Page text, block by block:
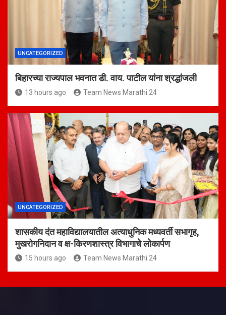
UNCATEGORIZED
बिहारच्या राज्यपाल भवनात डी. वाय. पाटील यांना श्रद्धांजली
13 hours ago Team News Marathi 24
UNCATEGORIZED
शासकीय दंत महाविद्यालयातील अत्याधुनिक मध्यवर्ती सभागृह,
मुखरोगनिदान व क्ष-किरणशास्त्र विभागाचे लोकार्पण
15 hours ago Team News Marathi 24